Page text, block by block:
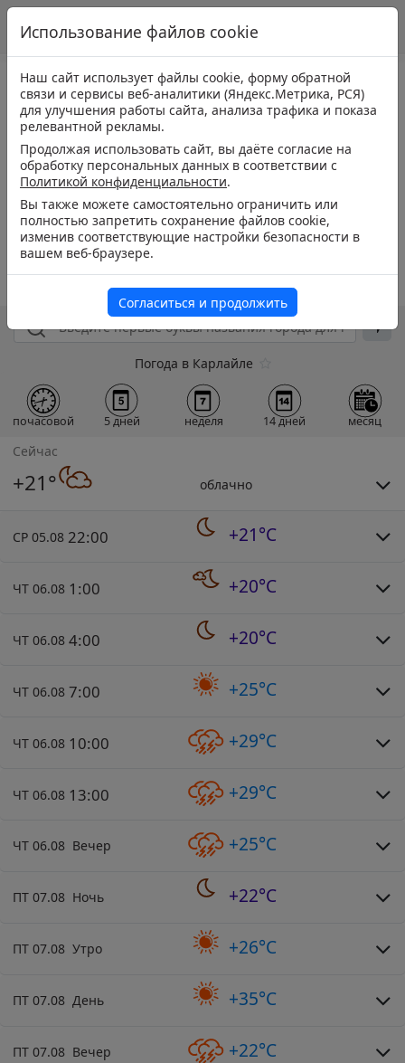
Погода в Карлайле
почасовой 5 дней неделя 14 дней месяц
Сейчас
+21° облачно
СР 05.08 22:00 +21°C
ЧТ 06.08 1:00 +20°C
ЧТ 06.08 4:00 +20°C
ЧТ 06.08 7:00 +25°C
ЧТ 06.08 10:00 +29°C
ЧТ 06.08 13:00 +29°C
ЧТ 06.08 Вечер +25°C
ПТ 07.08 Ночь +22°C
ПТ 07.08 Утро +26°C
ПТ 07.08 День +35°C
ПТ 07.08 Вечер +22°C
Использование файлов cookie
Наш сайт использует файлы cookie, форму обратной
связи и сервисы веб-аналитики (Яндекс.Метрика, РСЯ)
для улучшения работы сайта, анализа трафика и показа
релевантной рекламы.
Продолжая использовать сайт, вы даёте согласие на
обработку персональных данных в соответствии с
Политикой конфиденциальности.
Вы также можете самостоятельно ограничить или
полностью запретить сохранение файлов cookie,
изменив соответствующие настройки безопасности в
вашем веб-браузере.
Согласиться и продолжить